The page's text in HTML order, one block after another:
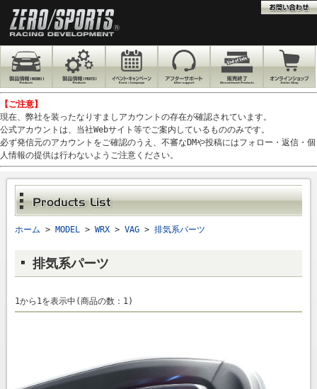
【ご注意】
現在、弊社を装ったなりすましアカウントの存在が確認されています。
公式アカウントは、当社Webサイト等でご案内しているもののみです。
必ず発信元のアカウントをご確認のうえ、不審なDMや投稿にはフォロー・返信・個
人情報の提供は行わないようご注意ください。
ホーム > MODEL> WRX> VAG> 排気系パーツ
排気系パーツ
1から1を表示中(商品の数：1)